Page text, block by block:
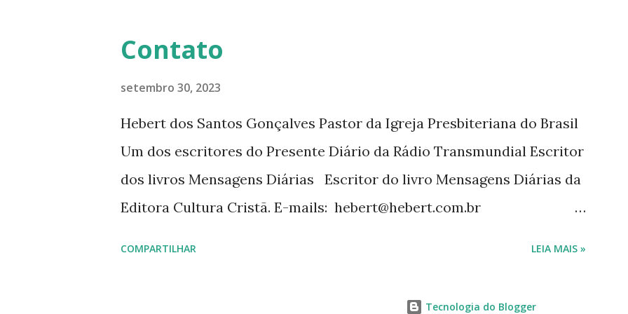
Contato
setembro 30, 2023
Hebert dos Santos Gonçalves Pastor da Igreja Presbiteriana do Brasil
Um dos escritores do Presente Diário da Rádio Transmundial Escritor
dos livros Mensagens Diárias Escritor do livro Mensagens Diárias da
Editora Cultura Cristã. E-mails: hebert@hebert.com.br
COMPARTILHAR LEIA MAIS »
Tecnologia do Blogger